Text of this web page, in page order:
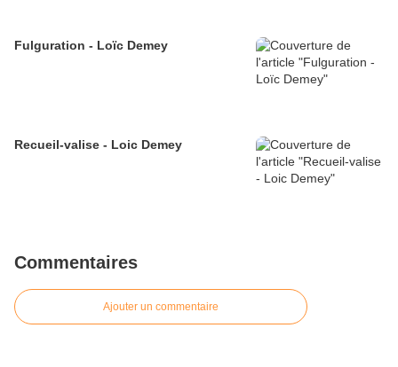
Fulguration - Loïc Demey
Recueil-valise - Loic Demey
Commentaires
Ajouter un commentaire